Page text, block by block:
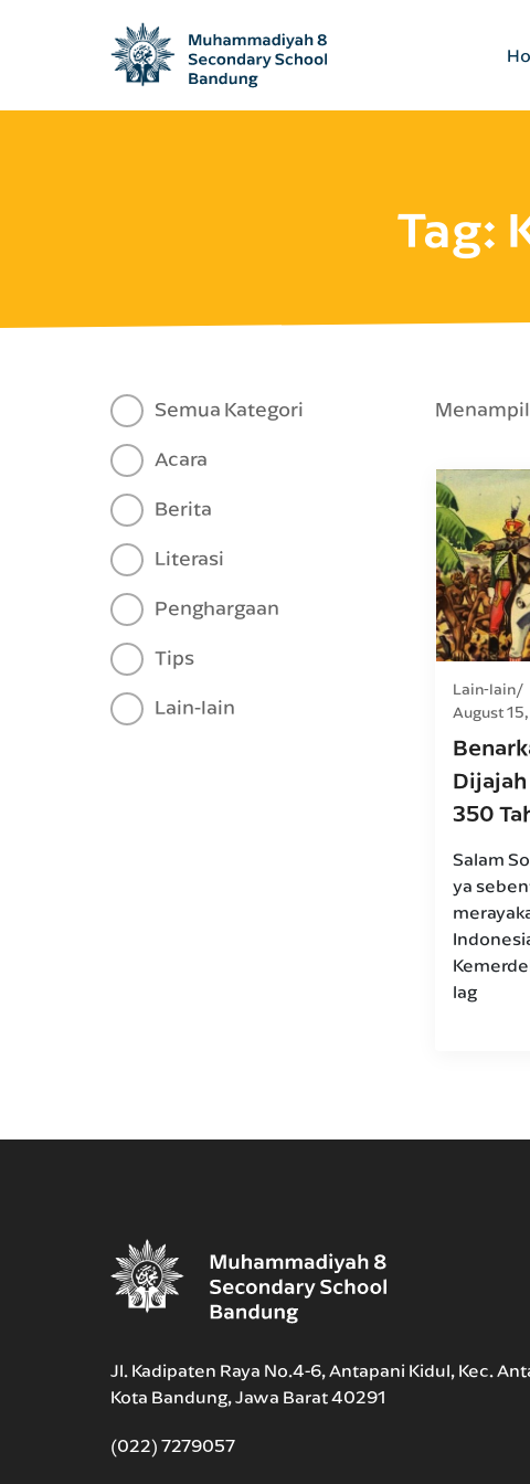
Tag:
Semua Kategori
Acara
Berita
Literasi
Penghargaan
Tips
Lain-lain
Lain-lain
August
350
Salam
ya
lag
Jl. Kadipaten Raya No.4-6, Antapani Kidul, Kec.
Kota Bandung, Jawa Barat 40291
(022) 7279057